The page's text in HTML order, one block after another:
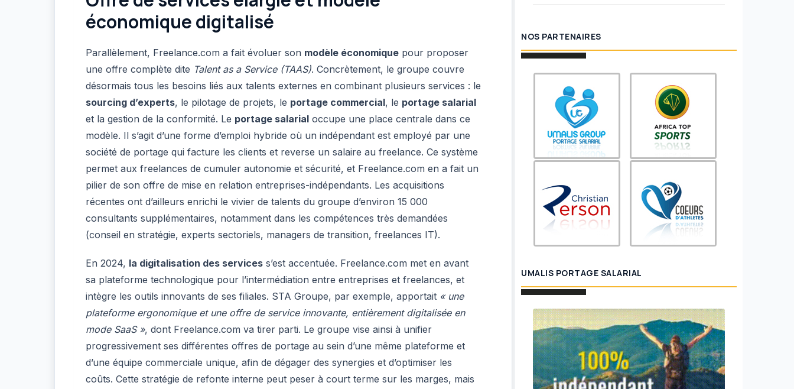
économique digitalisé
Parallèlement, Freelance.com a fait évoluer son modèle économique pour proposer
une offre complète dite Talent as a Service (TAAS). Concrètement, le groupe couvre
désormais tous les besoins liés aux talents externes en combinant plusieurs services : le
sourcing d’experts, le pilotage de projets, le portage commercial, le portage salarial
et la gestion de la conformité. Le portage salarial occupe une place centrale dans ce
modèle. Il s’agit d’une forme d’emploi hybride où un indépendant est employé par une
société de portage qui facture les clients et reverse un salaire au freelance. Ce système
permet aux freelances de cumuler autonomie et sécurité, et Freelance.com en a fait un
pilier de son offre de mise en relation entreprises-indépendants. Les acquisitions
récentes ont d’ailleurs enrichi le vivier de talents du groupe d’environ 15 000
consultants supplémentaires, notamment dans les compétences très demandées
(conseil en stratégie, experts sectoriels, managers de transition, freelances IT).
En 2024, la digitalisation des services s’est accentuée. Freelance.com met en avant
sa plateforme technologique pour l’intermédiation entre entreprises et freelances, et
intègre les outils innovants de ses filiales. STA Groupe, par exemple, apportait « une
plateforme ergonomique et une offre de service innovante, entièrement digitalisée en
mode SaaS », dont Freelance.com va tirer parti. Le groupe vise ainsi à unifier
progressivement ses différentes offres de portage au sein d’une même plateforme et
d’une équipe commerciale unique, afin de dégager des synergies et d’optimiser les
coûts. Cette stratégie de refonte interne peut peser à court terme sur les marges, mais
NOS PARTENAIRES
UMALIS PORTAGE SALARIAL